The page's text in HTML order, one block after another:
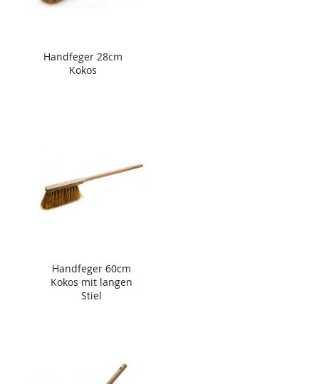
Handfeger 28cm
Kokos
Handfeger 60cm
Kokos mit langen
Stiel